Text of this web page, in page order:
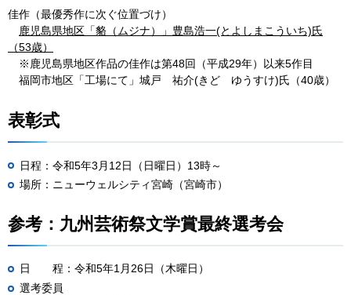
佳作（最優秀作に次ぐ位置づけ）
鹿児島県地区「貉（ムジナ）」豊島浩一(とよしまこういち)氏
（53歳）
※鹿児島県地区作品の佳作は第48回（平成29年）以来5作目
福岡市地区「工場にて」城戸 祐介(きど ゆうすけ)氏（40歳）
表彰式
日程：令和5年3月12日（日曜日）13時～
場所：ニューウェルシティ宮崎（宮崎市）
参考：九州芸術祭文学賞最終選考会
日 程 ：令和5年1月26日（木曜日）
選考委員